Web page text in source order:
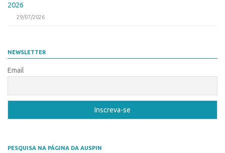
2026
29/07/2026
NEWSLETTER
Email
PESQUISA NA PÁGINA DA AUSPIN